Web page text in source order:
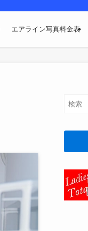
エアライン写真料金表